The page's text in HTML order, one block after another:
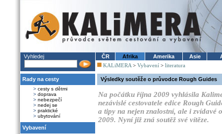
Vyhledej
Rady na cesty
> cesty s dětmi
> doprava
> nebezpečí
> nedej se
> praktické
> ubytování
Vybavení
ČR Afrika Amerika Asie
KALiMERA > Vybavení > literatura
Výsledky soutěže o průvodce Rough Guides
Na počátku října 2009 vyhlásila
nezávislé cestovatele edice Rough
a tipy na nejen znalostní, ale i zvídavé
2009. Nyní již zná soutěž své vítěze.